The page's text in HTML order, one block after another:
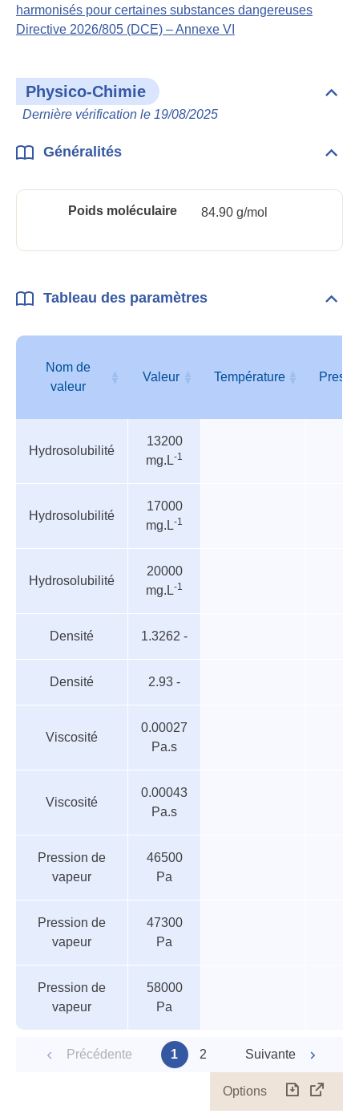
harmonisés pour certaines substances dangereuses
Directive 2026/805 (DCE) – Annexe VI
Physico-Chimie
Dernière vérification le 19/08/2025
Généralités
Poids moléculaire 84.90 g/mol
Tableau des paramètres
des
Nom de
valeur
Valeur Température
valeur
Hydrosolubilité
13200
mg.L-1
Hydrosolubilité
17000
mg.L-1
Hydrosolubilité
20000
mg.L-1
Densité 1.3262 -
Densité 2.93 -
Viscosité
0.00027
Pa.s
Viscosité
0.00043
Pa.s
Pression de
vapeur
46500
Pa
Pression de
vapeur
47300
Pa
Pression de
vapeur
58000
Pa
Précédente 1 2 Suivante
Options
le